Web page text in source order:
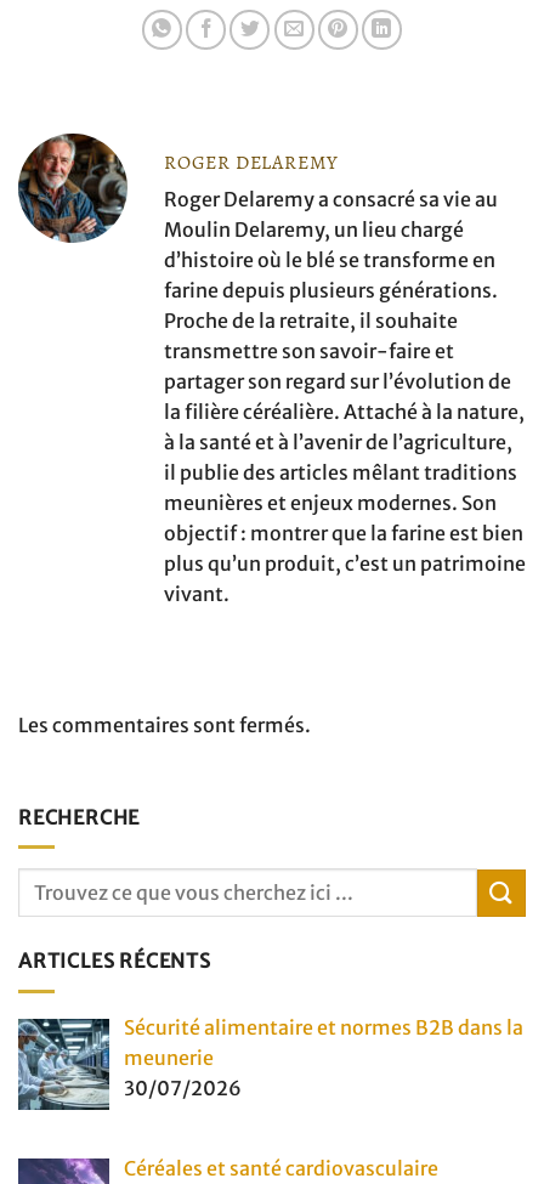
ROGER DELAREMY
Roger Delaremy a consacré sa vie au
Moulin Delaremy, un lieu chargé
d’histoire où le blé se transforme en
farine depuis plusieurs générations.
Proche de la retraite, il souhaite
transmettre son savoir-faire et
partager son regard sur l’évolution de
la filière céréalière. Attaché à la nature,
à la santé et à l’avenir de l’agriculture,
il publie des articles mêlant traditions
meunières et enjeux modernes. Son
objectif : montrer que la farine est bien
plus qu’un produit, c’est un patrimoine
vivant.
Les commentaires sont fermés.
RECHERCHE
ARTICLES RÉCENTS
Sécurité alimentaire et normes B2B dans la
meunerie
30/07/2026
Céréales et santé cardiovasculaire